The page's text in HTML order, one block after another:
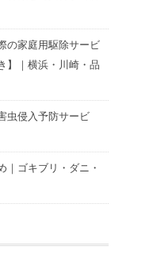
の家庭用駆除サービ
】｜横浜・川崎・品
虫侵入予防サービ
｜ゴキブリ・ダニ・